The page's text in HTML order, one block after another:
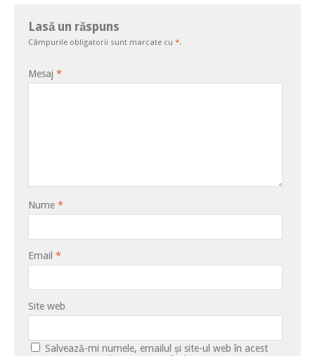
Lasă un răspuns
Câmpurile obligatorii sunt marcate cu *.
Mesaj *
Nume *
Email *
Site web
Salvează-mi numele, emailul și site-ul web în acest